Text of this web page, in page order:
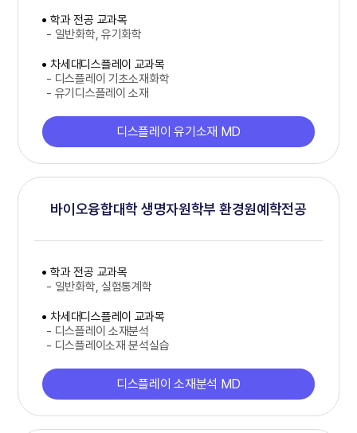
학과 전공 교과목
- 일반화학, 유기화학
차세대디스플레이 교과목
- 디스플레이 기초소재화학
- 유기디스플레이 소재
디스플레이 유기소재 MD
바이오융합대학 생명자원학부 환경원예학전공
학과 전공 교과목
- 일반화학, 실험통계학
차세대디스플레이 교과목
- 디스플레이 소재분석
- 디스플레이소재 분석실습
디스플레이 소재분석 MD